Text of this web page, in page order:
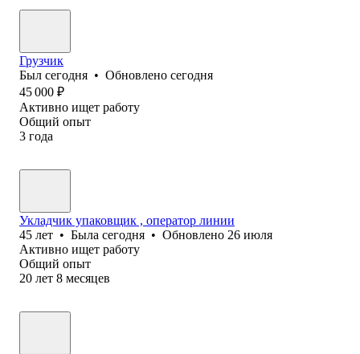
Грузчик
Был сегодня • Обновлено сегодня
45 000 ₽
Активно ищет работу
Общий опыт
3 года
Укладчик упаковщик , оператор линии
45 лет • Была сегодня • Обновлено 26 июля
Активно ищет работу
Общий опыт
20 лет 8 месяцев